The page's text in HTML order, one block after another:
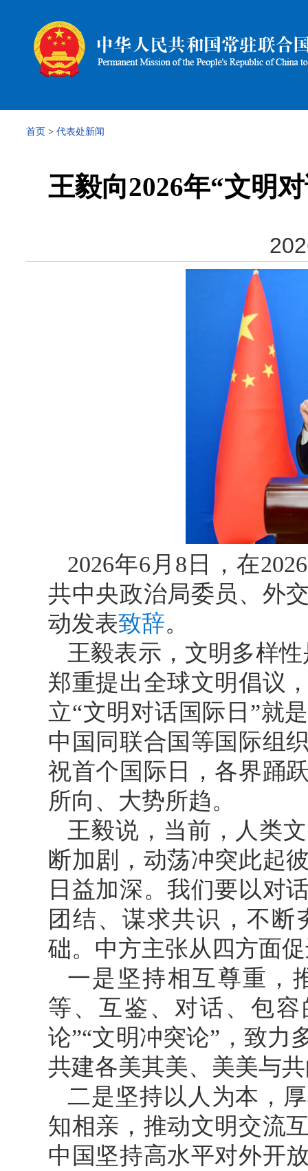
首页 > 代表处新闻
王毅向2026年“文明
2026年6月8日，在
共中央政治局委员、外
动发表致辞。
王毅表示，文明多样
郑重提出全球文明倡议
立“文明对话国际日”就
中国同联合国等国际组
祝首个国际日，各界踊
所向、大势所趋。
王毅说，当前，人类
断加剧，动荡冲突此起
日益加深。我们要以对
团结、谋求共识，不
础。中方主张从四方面
一是坚持相互尊重，
等、互鉴、对话、包
论”“文明冲突论”，致力
共建各美其美、美美与
二是坚持以人为本，
知相亲，推动文明交流
中国坚持高水平对外开